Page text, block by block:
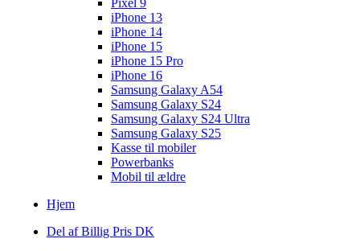
Pixel 9
iPhone 13
iPhone 14
iPhone 15
iPhone 15 Pro
iPhone 16
Samsung Galaxy A54
Samsung Galaxy S24
Samsung Galaxy S24 Ultra
Samsung Galaxy S25
Kasse til mobiler
Powerbanks
Mobil til ældre
Hjem
Del af Billig Pris DK